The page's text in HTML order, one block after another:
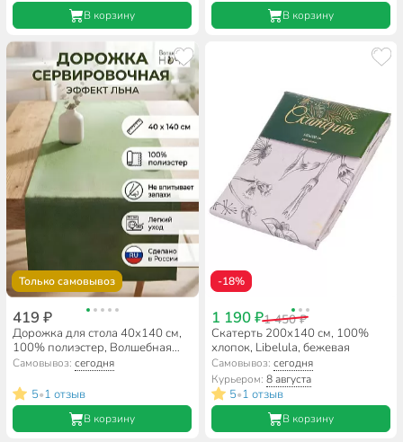
В корзину В корзину
Только самовывоз
419 ₽
Дорожка для стола 40х140 см,
100% полиэстер, Волшебная
ночь, Киви
Самовывоз:сегодня
5•1 отзыв
В корзину
-18%
1 190 ₽1 450 ₽
Скатерть 200х140 см, 100%
хлопок, Libelula, бежевая
Самовывоз: сегодня
Курьером: 8 августа
5•1 отзыв
В корзину